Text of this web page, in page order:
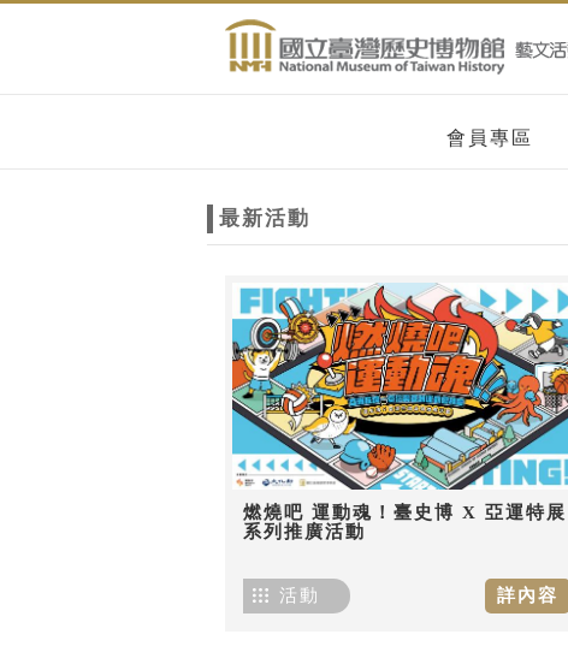
會員專區
最新活動
燃燒吧 運動魂！臺史博 X 亞運特展
系列推廣活動
詳內容
活動